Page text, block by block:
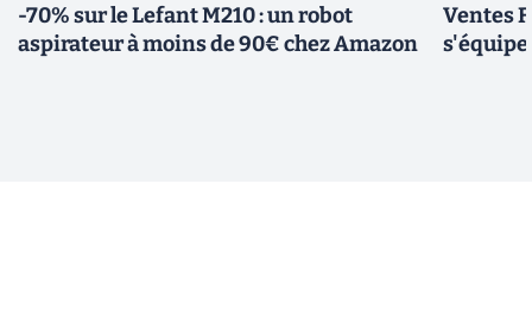
-70% sur le Lefant M210 : un robot
aspirateur à moins de 90€ chez Amazon
Ventes